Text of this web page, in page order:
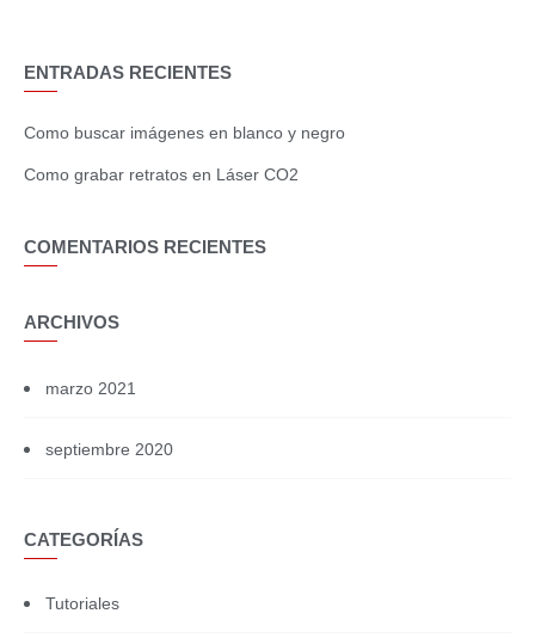
ENTRADAS RECIENTES
Como buscar imágenes en blanco y negro
Como grabar retratos en Láser CO2
COMENTARIOS RECIENTES
ARCHIVOS
marzo 2021
septiembre 2020
CATEGORÍAS
Tutoriales